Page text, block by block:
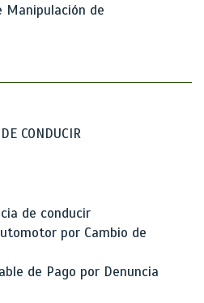
Manipulación de
CONDUCIR
de conducir
por Cambio de
de Pago por Denuncia